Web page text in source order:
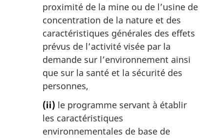
proximité de la mine ou de l’usine de
concentration de la nature et des
caractéristiques générales des effets
prévus de l’activité visée par la
demande sur l’environnement ainsi
que sur la santé et la sécurité des
personnes,
(ii) le programme servant à établir
les caractéristiques
environnementales de base de